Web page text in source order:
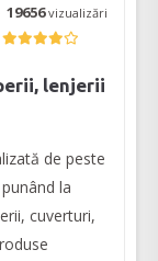
19656vizualizări
lenjerii
de peste
la
cuverturi,